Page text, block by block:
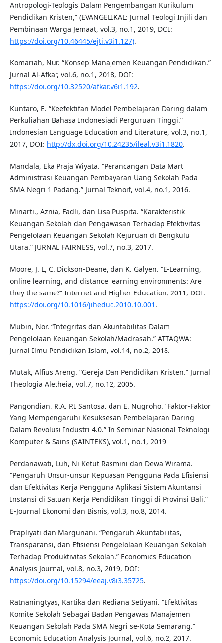
Antropologi-Teologis Dalam Pengembangan Kurikulum
Pendidikan Kristen,” (EVANGELIKAL: Jurnal Teologi Injili dan
Pembinaan Warga Jemaat, vol.3, no.1, 2019, DOI:
https://doi.org/10.46445/ejti.v3i1.127).
Komariah, Nur. “Konsep Manajemen Keuangan Pendidikan.”
Jurnal Al-Afkar, vol.6, no.1, 2018, DOI:
https://doi.org/10.32520/afkar.v6i1.192.
Kuntaro, E. “Keefektifan Model Pembelajaran Daring dalam
Perkuliahan Bahasa Indonesiadi Perguruan Tinggi.”
Indonesian Language Education and Literature, vol.3, no.1,
2017, DOI: http://dx.doi.org/10.24235/ileal.v3i1.1820.
Mandala, Eka Praja Wiyata. “Perancangan Data Mart
Administrasi Keuangan Pembayaran Uang Sekolah Pada
SMA Negri 1 Padang.” Jurnal Teknoif, vol.4, no.1, 2016.
Minarti., Aznia, Fadli, dan Lisa Puspita. “Karakteristik
Keuangan Sekolah dan Pengawasan Terhadap Efektivitas
Pengelolaan Keuangan Sekolah Kejuruan di Bengkulu
Utara.” JURNAL FAIRNESS, vol.7, no.3, 2017.
Moore, J. L, C. Dickson-Deane, dan K. Galyen. “E-Learning,
online learning, and distance learning environments: Are
they the same?” Internet and Higher Education, 2011, DOI:
https://doi.org/10.1016/jiheduc.2010.10.001 .
Mubin, Nor. “Integritas dan Akuntabilitas Dalam
Pengelolaan Keuangan Sekolah/Madrasah.” ATTAQWA:
Jurnal Ilmu Pendidikan Islam, vol.14, no.2, 2018.
Mutak, Alfius Areng. “Gereja Dan Pendidikan Kristen.” Jurnal
Theologia Aletheia, vol.7, no.12, 2005.
Pangondian, R.A, P.I Santosa, dan E. Nugroho. “Faktor-Faktor
Yang Mempengaruhi Kesuksesan Pembelajaran Daring
Dalam Revolusi Industri 4.0.” In Seminar Nasional Teknologi
Komputer & Sains (SAINTEKS), vol.1, no.1, 2019.
Perdanawati, Luh, Ni Ketut Rasmini dan Dewa Wirama.
“Pengaruh Unsur-unsur Kepuasan Pengguna Pada Efisiensi
dan Efektivitas Kerja Pengguna Aplikasi Sistem Akuntansi
Instansi di Satuan Kerja Pendidikan Tinggi di Provinsi Bali.”
E-Journal Ekonomi dan Bisnis, vol.3, no.8, 2014.
Prapliyati dan Margunani. “Pengaruh Akuntabilitas,
Transparansi, dan Efisiensi Pengelolaan Keuangan Sekolah
Terhadap Produktivitas Sekolah.” Economics Education
Analysis Journal, vol.8, no.3, 2019, DOI:
https://doi.org/10.15294/eeaj.v8i3.35725.
Ratnaningtyas, Kartika dan Rediana Setiyani. “Efektivitas
Komite Sekolah Sebagai Badan Pengawas Manajemen
Keuangan Sekolah Pada SMA Negri se-Kota Semarang.”
Economic Education Analysis Journal, vol.6, no.2, 2017.